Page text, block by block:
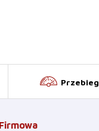
Przebieg